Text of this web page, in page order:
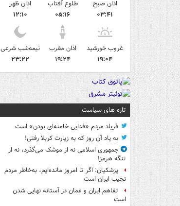
اذان صبح
۰۳:۴۱
طلوع آفتاب
۰۵:۱۶
اذان ظهر
۱۲:۱۰
غروب خورشید
۱۹:۰۴
اذان مغرب
۱۹:۲۴
نیمه‌شب شرعی
۲۳:۲۲
تازه های سیاست
فریاد مردم «فدایی خامنه‌ای بودن» است
به یاد آن روز که به زیارت کربلا رفتی!
جمهوری اسلامی نه از موشک می‌گذرد، نه از
تنگه هرمز!
پزشکیان: اگر تا امروز مانده‌ایم، به‌خاطر مردم
نجیب ایران است
تفاهم ایران و عمان در آستانه نهایی شدن
است